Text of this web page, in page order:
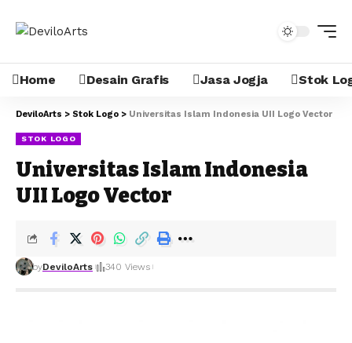
Home Desain Grafis Jasa Jogja Stok
DeviloArts > Stok Logo > Universitas Islam Indonesia UII Logo Vector
STOK LOGO
Universitas Islam Indonesia
UII Logo Vector
byDeviloArts 340 Views